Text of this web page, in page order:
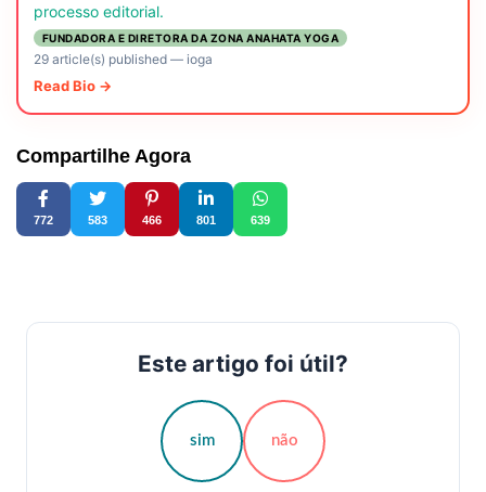
processo editorial.
FUNDADORA E DIRETORA DA ZONA ANAHATA YOGA
29 article(s) published— ioga
Read Bio →
Compartilhe Agora
772 583 466 801 639
Este artigo foi útil?
sim não